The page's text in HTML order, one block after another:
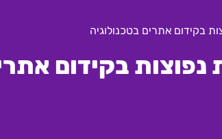
בקידום אתרים בטכנולוגיה
נפוצות בקידום